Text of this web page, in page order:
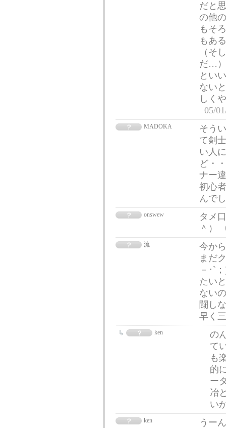
だと
の他
もそ
もあ
（そ
だ…）
とい
ない
しく
05/
MADOKA
そう
て剣
い人
ど・
ナー
初心
んで
onswew
タメ
＾）
流
今か
まだ
－･`
たい
ない
闘し
早く
ken
の
て
も
的
ー
冶
い
ken
うー